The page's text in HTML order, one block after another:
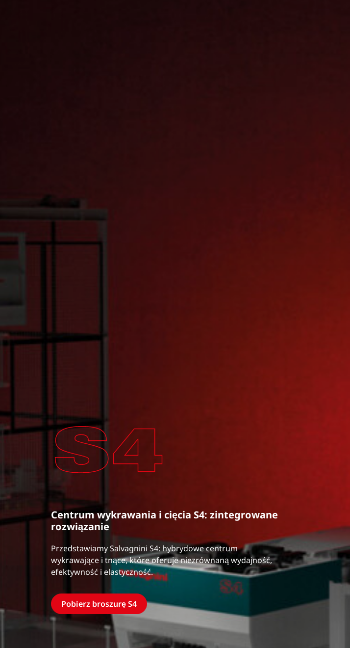
Centrum wykrawania i cięcia S4: zintegrowane
rozwiązanie
Przedstawiamy Salvagnini S4: hybrydowe centrum
wykrawające i tnące, które oferuje niezrównaną wydajność,
efektywność i elastyczność.
Pobierz broszurę S4